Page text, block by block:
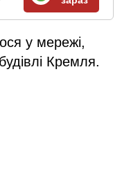
у мережі,
Кремля.